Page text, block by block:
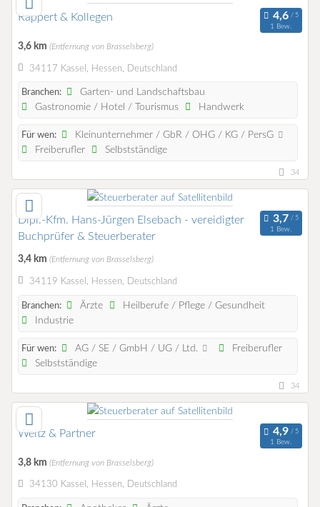
Rappert & Kollegen
1 Bew.
3,6 km (Entfernung von Brasselsberg)
34117 Kassel, Hessen, Deutschland
Branchen:
Garten- und Landschaftsbau
Gastronomie / Hotel / Tourismus
Handwerk
Für wen:
Kleinunternehmer / GbR / OHG / KG / PersG
Freiberufler
Selbstständige
34
Dipl.-Kfm. Hans-Jürgen Elsebach - vereidigter
Buchprüfer & Steuerberater
1 Bew.
3,4 km (Entfernung von Brasselsberg)
34119 Kassel, Hessen, Deutschland
Branchen: Ärzte
Heilberufe / Pflege / Gesundheit
Industrie
Für wen: AG / SE / GmbH / UG / Ltd.
Freiberufler
Selbstständige
34
Weltz & Partner
1 Bew.
3,8 km (Entfernung von Brasselsberg)
34130 Kassel, Hessen, Deutschland